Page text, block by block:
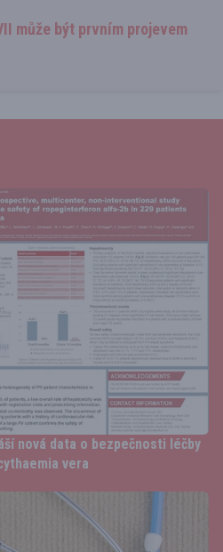
může být prvním projevem
nová data o bezpečnosti léčby
vera